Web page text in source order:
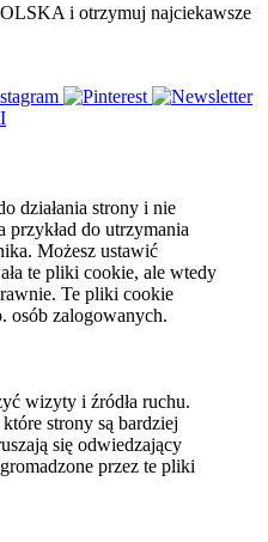
i otrzymuj najciekawsze
działania strony i nie
przykład do utrzymania
Możesz ustawić
te pliki cookie, ale wtedy
Te pliki cookie
osób zalogowanych.
wizyty i źródła ruchu.
strony są bardziej
się odwiedzający
przez te pliki